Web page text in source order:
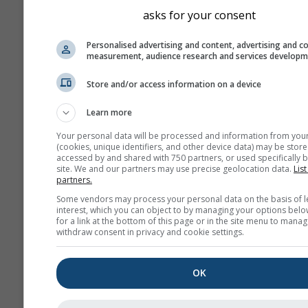
различават донякъде
за точната локация,
избрали. Надморската
на клетката можете да
са налични дневни
минимални,
средни стойности. За
агрегати.
Предлагаме и сурови
продажба. Моля,
asks for your consent
Personalised advertising and content, advertising and
measurement, audience research and services
Store and/or access information on a device
Learn more
Your personal data will be processed and information from
(cookies, unique identifiers, and other device data) may be
accessed by and shared with 750 partners, or used specifically
site. We and our partners may use precise geolocation data.
partners.
Some vendors may process your personal data on the basis of
interest, which you can object to by managing your options
for a link at the bottom of this page or in the site menu to
withdraw consent in privacy and cookie settings.
OK